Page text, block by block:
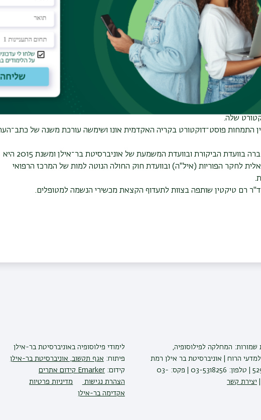
קורסים פירסומים
ד"ר אפרת רם טיקטין הצטרפה לסגל המחלקה לפילוסופיה בשנת 2009 ומתמחה בתחומים ביואתיקה, אתיקה יישומית,
של החינוך.
שני ושלישי באוניברסיטת בר־אילן. תואר ראשון במדעי החברה (בהצטיינות
(בהצטיינות) ותואר שלישי בפילוסופיה פוליטית וביואתיקה; "צדק חלוקתי
שלה.
ד"ר רם טיקטין התמחות פוסט־דוקטורט בקריה האקדמית אונו ושימשה עורכת משנה של
נוסף על הוראה ומחקר, ד"ר רם טיקטין חברה בוועדת הביקורת ובוועדת המשמעת של אוניברסיטת בר־אילן ומשנת 2015 היא
לחקר הפוריות (איל"ה) ובוועדת חוק החולה הנוטה למות של המרכז הרפואי
שמורות: המחלקה לפילוסופיה,
הרוח | אוניברסיטת בר אילן רמת
גן 5290002 | טלפון: 03-5318256 | פקס: 03-
יצירת קשר
לימודי פילוסופיהבאוניברסיטת בר-אילן
פיתוח: אגף תקשוב, אוניברסיטת בר-אילן
קידום:Emarker קידום אתרים
הצהרת נגישות
מדיניות פרטיות
אקדימה בר-אילן